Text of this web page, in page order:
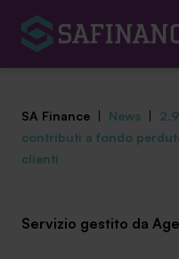
SA Finance | News |
contributi a fondo
clienti
Servizio gestito da